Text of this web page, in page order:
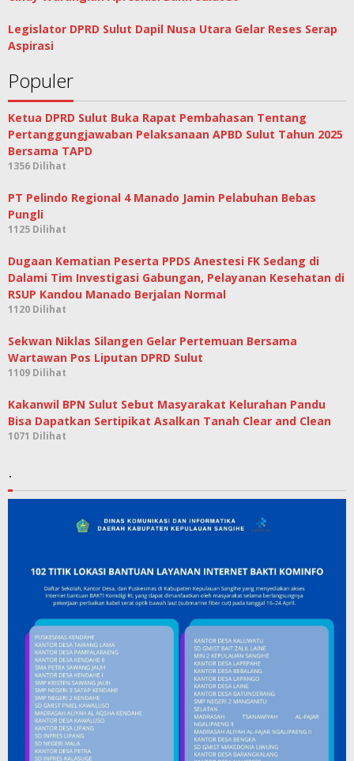
Legislator DPRD Sulut Dapil Nusa Utara Gelar Reses Serap
Aspirasi
Populer
Ketua DPRD Sulut Buka Rapat Pembahasan Tentang
Pertanggungjawaban Pelaksanaan APBD Sulut Tahun 2025
Bersama TAPD
1356 Dilihat
PT Pelindo Regional 4 Manado Jamin Pelabuhan Bebas
Pungli
1125 Dilihat
Dugaan Kematian Peserta PPDS Anestesi FK Sedang di
Dalami Tim Investigasi Gabungan, Pelayanan Kesehatan di
RSUP Kandou Manado Berjalan Normal
1120 Dilihat
Sekwan Niklas Silangen Gelar Pertemuan Bersama
Wartawan Pos Liputan DPRD Sulut
1109 Dilihat
Kakanwil BPN Sulut Sebut Masyarakat Kelurahan Pandu
Bisa Dapatkan Sertipikat Asalkan Tanah Clear and Clean
1071 Dilihat
.